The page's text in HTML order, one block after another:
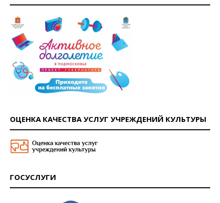
ОЦЕНКА КАЧЕСТВА УСЛУГ УЧРЕЖДЕНИЙ КУЛЬТУРЫ
ГОСУСЛУГИ